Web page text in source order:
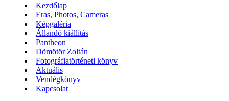
Kezdőlap
Eras, Photos, Cameras
Képgaléria
Állandó kiállítás
Pantheon
Dömötör Zoltán
Fotográfiatörténeti könyv
Aktuális
Vendégkönyv
Kapcsolat